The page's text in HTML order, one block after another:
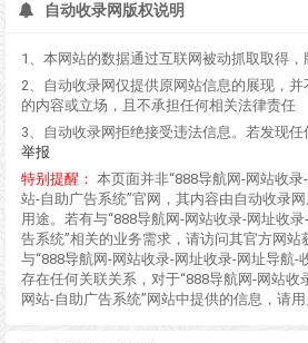
自动收录网版权说明
1、本网站的数据通过互联网被动抓取取得
2、自动收录网仅提供原网站信息的展现，
的内容或立场，且不承担任何相关法律责任
3、自动收录网拒绝接受违法信息。若发现
举报
特别提醒： 本页面并非“888导航网-网站收
站-自助广告系统”官网，其内容由自动收录
用途。若有与“888导航网-网站收录-网址收
告系统”相关的业务需求，请访问其官方网站
与“888导航网-网站收录-网址收录-网址导航-
存在任何关联关系，对于“888导航网-网站收
网站-自助广告系统”网站中提供的信息，请